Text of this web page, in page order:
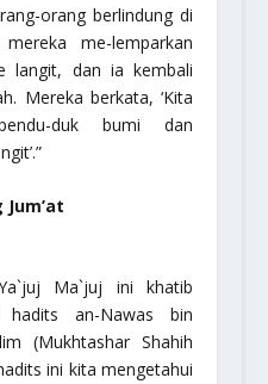
orang berlindung di
me-lemparkan
langit, dan ia kembali
Mereka berkata, ‘Kita
duk bumi dan
Ma`juj ini khatib
an-Nawas bin
(Mukhtashar Shahih
ini kita mengetahui